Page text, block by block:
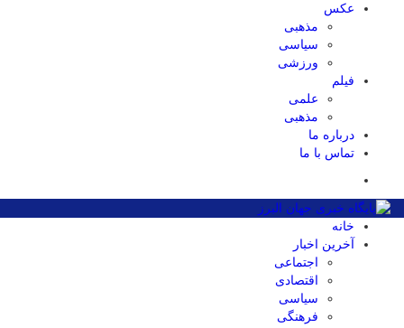
عکس
مذهبی
سیاسی
ورزشی
فیلم
علمی
مذهبی
درباره ما
تماس با ما
خانه
آخرین اخبار
اجتماعی
اقتصادی
سیاسی
فرهنگی